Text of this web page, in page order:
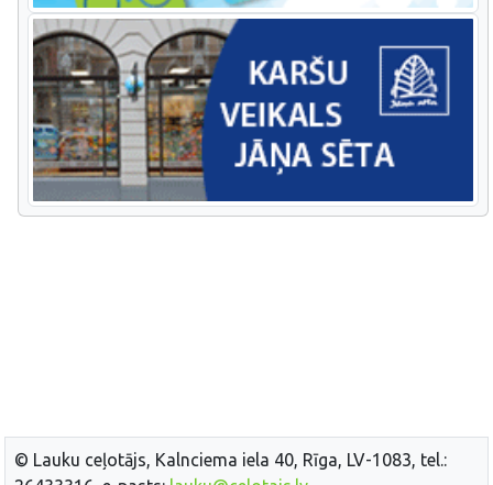
© Lauku ceļotājs, Kalnciema iela 40, Rīga, LV-1083, tel.: